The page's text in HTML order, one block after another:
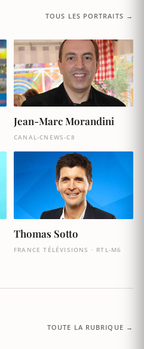
TOUS LES PORTRAITS →
Jean-Marc Morandini
CANAL-CNEWS-C8
Thomas Sotto
FRANCE TÉLÉVISIONS · RTL-M6
TOUTE LA RUBRIQUE →